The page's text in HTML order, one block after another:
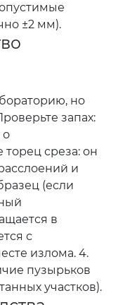
±2 мм).
но
запах:
о
среза: он
и
(если
в
с
излома. 4.
пузырьков
участков).